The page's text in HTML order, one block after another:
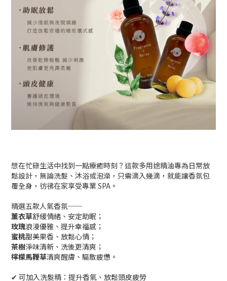
想在忙碌生活中找到一點療癒時刻？這款多用途精油專為日常放
鬆設計，無論洗髮、沐浴或泡澡，只需滴入幾滴，就能讓香氛包
覆全身，彷彿在家享受專業 SPA。
精選五款人氣香氛──
薰衣草舒緩情緒、安定助眠；
玫瑰浪漫優雅、提升幸福感；
蜜桃甜美果香、放鬆心情；
茶樹淨味清新、洗後更清爽；
檸檬馬鞭草清爽醒膚、驅散疲憊。
✔ 可加入洗髮精：提升香氣、放鬆頭皮疲勞